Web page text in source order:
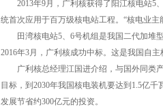
2013年9月，广利核获得了阳江核电站5
统首次应用于百万级核电站工程。“核电业
田湾核电站5、6号机组是我国二代加堆
2016年3月，广利核成功中标。这是我国自
广利核总经理江国进介绍，与国外同类
目标，到2030年我国核电装机要达到1.5亿
发展节省约300亿元的投资。